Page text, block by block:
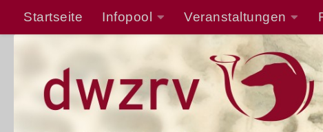
Startseite Infopool Veranstaltungen